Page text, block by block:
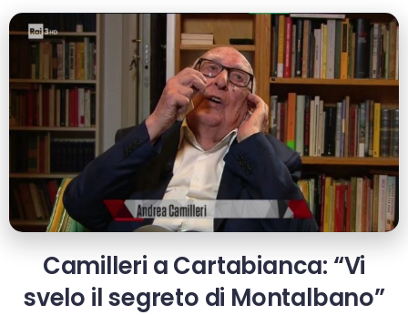
Camilleri a Cartabianca: “Vi
svelo il segreto di Montalbano”